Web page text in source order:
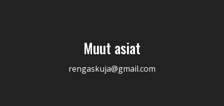
Muut asiat
rengaskuja@gmail.com